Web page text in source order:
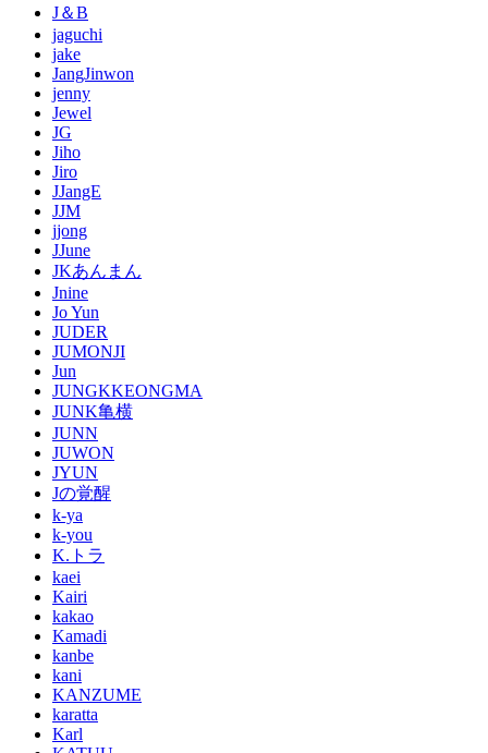
J＆B
jaguchi
jake
JangJinwon
jenny
Jewel
JG
Jiho
Jiro
JJangE
JJM
jjong
JJune
JKあんまん
Jnine
Jo Yun
JUDER
JUMONJI
Jun
JUNGKKEONGMA
JUNK亀横
JUNN
JUWON
JYUN
Jの覚醒
k-ya
k-you
K.トラ
kaei
Kairi
kakao
Kamadi
kanbe
kani
KANZUME
karatta
Karl